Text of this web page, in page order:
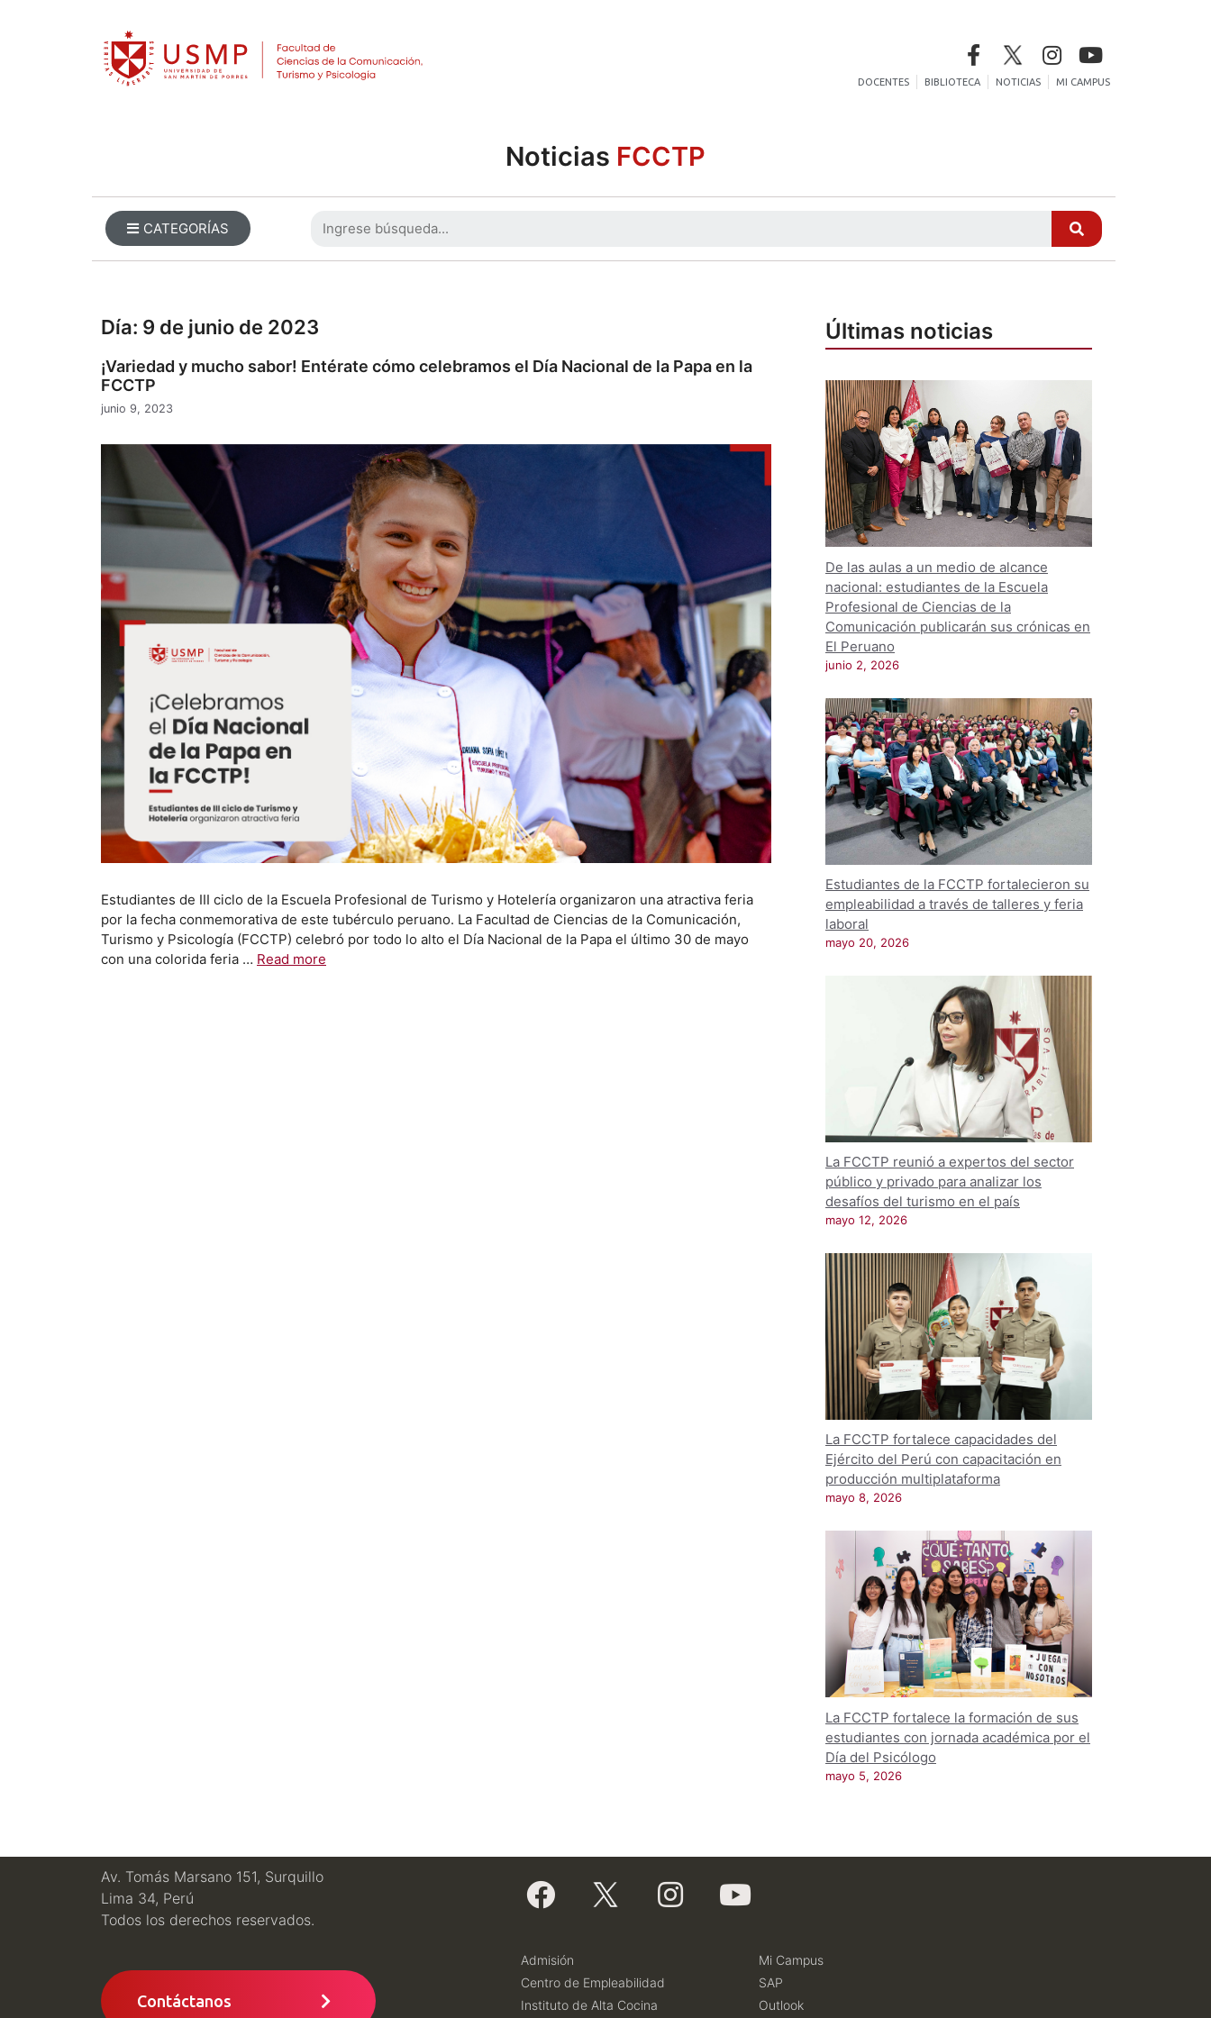
DOCENTES BIBLIOTECA NOTICIAS MI CAMPUS
Noticias FCCTP
CATEGORÍAS
Día: 9 de junio de 2023
¡Variedad y mucho sabor! Entérate cómo celebramos el Día Nacional de la Papa en la
FCCTP
junio 9, 2023
Estudiantes de III ciclo de la Escuela Profesional de Turismo y Hotelería organizaron una atractiva feria
por la fecha conmemorativa de este tubérculo peruano. La Facultad de Ciencias de la Comunicación,
Turismo y Psicología (FCCTP) celebró por todo lo alto el Día Nacional de la Papa el último 30 de mayo
con una colorida feria … Read more
Últimas noticias
De las aulas a un medio de alcance
nacional: estudiantes de la Escuela
Profesional de Ciencias de la
Comunicación publicarán sus crónicas en
El Peruano
junio 2, 2026
Estudiantes de la FCCTP fortalecieron su
empleabilidad a través de talleres y feria
laboral
mayo 20, 2026
La FCCTP reunió a expertos del sector
público y privado para analizar los
desafíos del turismo en el país
mayo 12, 2026
La FCCTP fortalece capacidades del
Ejército del Perú con capacitación en
producción multiplataforma
mayo 8, 2026
La FCCTP fortalece la formación de sus
estudiantes con jornada académica por el
Día del Psicólogo
mayo 5, 2026
Av. Tomás Marsano 151, Surquillo
Lima 34, Perú
Todos los derechos reservados.
Contáctanos
Admisión
Centro de Empleabilidad
Instituto de Alta Cocina
Mi Campus
SAP
Outlook